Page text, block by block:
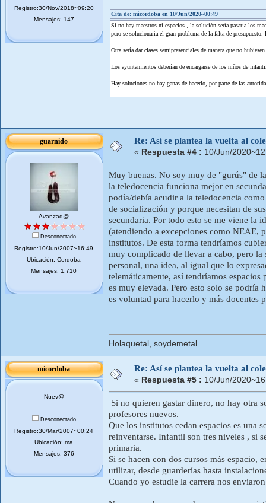
Registro:30/Nov/2018~09:20
Mensajes: 147
Cita de: micordoba en 10/Jun/2020~00:49
Si no hay maestros ni espacios , la solución sería pasar a los
pero se solucionaría el gran problema de la falta de
Otra sería dar clases semipresenciales de manera que no
Los ayuntamientos deberían de encargarse de los niños de
Hay soluciones no hay ganas de hacerlo, por parte de las
guarnido
Avanzad@
Desconectado
Registro:10/Jun/2007~16:49
Ubicación: Cordoba
Mensajes: 1.710
Re: Así se plantea la vuelta al
« Respuesta #4 : 10/Jun/
Muy buenas. No soy muy de "gurús" de
la teledocencia funciona mejor en
podía/debía acudir a la teledocencia
de socialización y porque necesitan de
secundaria. Por todo esto se me viene la
(atendiendo a excepciones como NEAE,
institutos. De esta forma tendríamos
muy complicado de llevar a cabo, pero
personal, una idea, al igual que lo
telemáticamente, así tendríamos
es muy elevada. Pero esto solo se podría
es voluntad para hacerlo y más docentes
Holaquetal, soydemetal...
micordoba
Nuev@
Desconectado
Registro:30/Mar/2007~00:24
Ubicación: ma
Mensajes: 376
Re: Así se plantea la vuelta al
« Respuesta #5 : 10/Jun/
Si no quieren gastar dinero, no hay otra
profesores nuevos.
Que los institutos cedan espacios es una
reinventarse. Infantil son tres niveles , si
primaria.
Si se hacen con dos cursos más espacio,
utilizar, desde guarderías hasta
Cuando yo estudie la carrera nos